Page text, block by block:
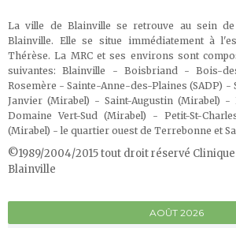
La ville de Blainville se retrouve au sein
Blainville. Elle se situe immédiatement à
Thérèse. La MRC et ses environs sont
suivantes: Blainville - Boisbriand - Bois-
Rosemère - Sainte-Anne-des-Plaines (SADP) -
Janvier (Mirabel) - Saint-Augustin (Mirabel) -
Domaine Vert-Sud (Mirabel) - Petit-St-
(Mirabel) - le quartier ouest de Terrebonne et
©1989/2004/2015 tout droit réservé
Blainville
AOÛT 2026